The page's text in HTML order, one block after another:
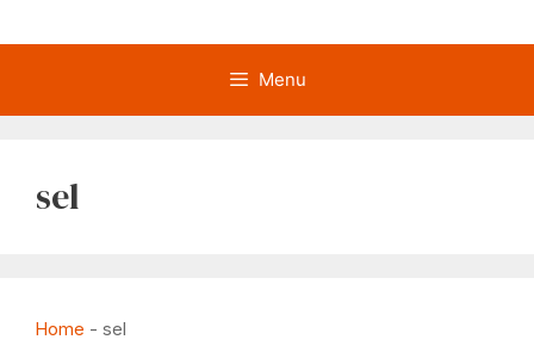
Menu
sel
Home - sel